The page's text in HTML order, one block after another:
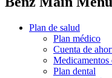
Plan de salud
Plan médico
Cuenta de
Medicamentos
Plan dental